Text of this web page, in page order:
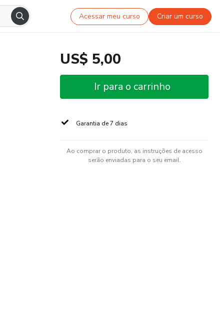
Acessar meu curso Criar um curso
US$ 5,00
Ir para o carrinho
Garantia de 7 dias
Ao comprar o produto, as instruções de acesso
serão enviadas para o seu email.